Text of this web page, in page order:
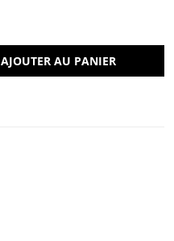
AJOUTER AU PANIER